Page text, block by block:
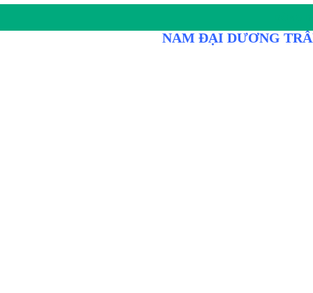
NAM ĐẠI DƯƠNG